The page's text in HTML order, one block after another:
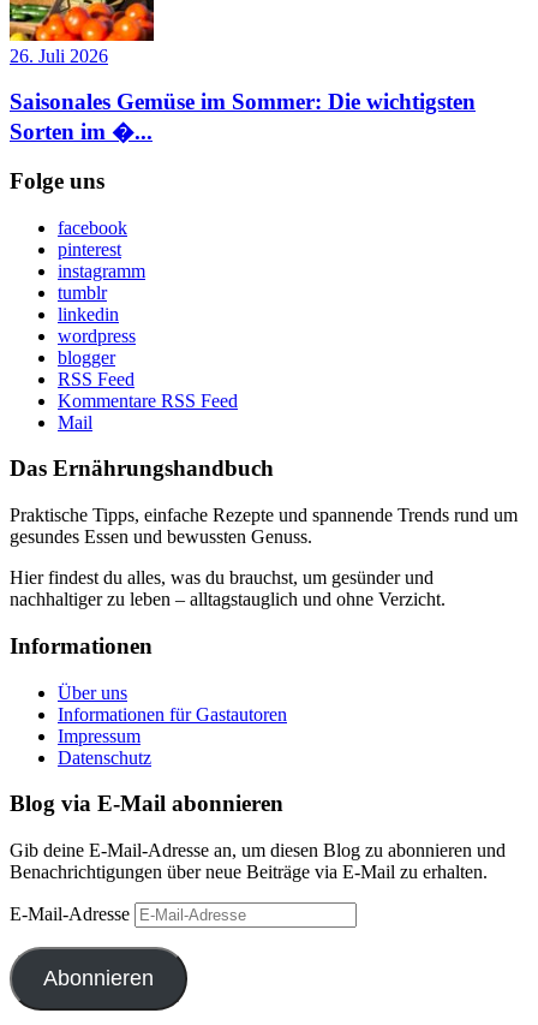
26. Juli 2026
Saisonales Gemüse im Sommer: Die wichtigsten
Sorten im �...
Folge uns
facebook
pinterest
instagramm
tumblr
linkedin
wordpress
blogger
RSS Feed
Kommentare RSS Feed
Mail
Das Ernährungshandbuch
Praktische Tipps, einfache Rezepte und spannende Trends rund um
gesundes Essen und bewussten Genuss.
Hier findest du alles, was du brauchst, um gesünder und
nachhaltiger zu leben – alltagstauglich und ohne Verzicht.
Informationen
Über uns
Informationen für Gastautoren
Impressum
Datenschutz
Blog via E-Mail abonnieren
Gib deine E-Mail-Adresse an, um diesen Blog zu abonnieren und
Benachrichtigungen über neue Beiträge via E-Mail zu erhalten.
E-Mail-Adresse
Abonnieren